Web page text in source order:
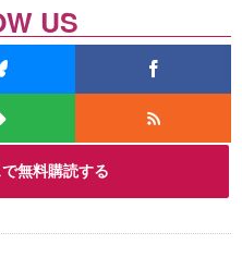
無料購読する
US